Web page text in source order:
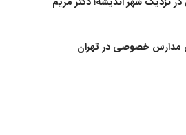
مدارس خصوصی در تهران